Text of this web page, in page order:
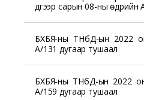
дүгээр сарын 08-ны
БХБЯ-ны ТНбД-ын 2022
А/131 дугаар тушаал
БХБЯ-ны ТНбД-ын 2022
А/159 дугаар тушаал